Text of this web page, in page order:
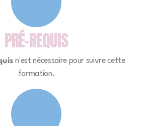
PRÉ-REQUIS
n'est nécessaire pour suivre cette
formation.
et communication
et bientraitance
âgées
FALC